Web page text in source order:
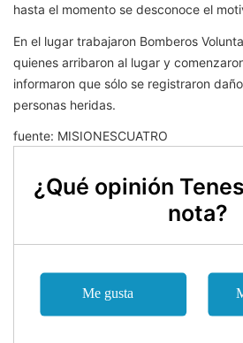
hasta el momento se desconoce el
En el lugar trabajaron Bomberos
quienes arribaron al lugar y
informaron que sólo se registraron
personas heridas.
fuente: MISIONESCUATRO
¿Qué opinión
nota?